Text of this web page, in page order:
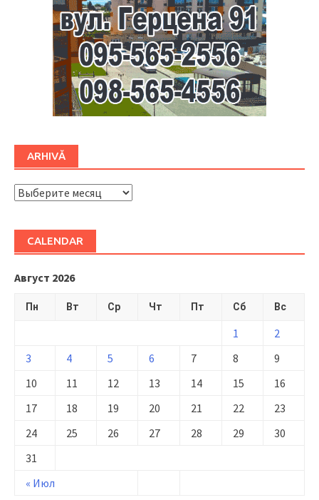
ARHIVĂ
ARHIVĂ
CALENDAR
Август 2026
Пн Вт Ср Чт Пт Сб Вс
« Июл
1
2
3
4 5 6 7 8
9
10
11 12 13 14 15
16
17
18 19 20 21 22
23
24
25 26 27 28 29
30
31